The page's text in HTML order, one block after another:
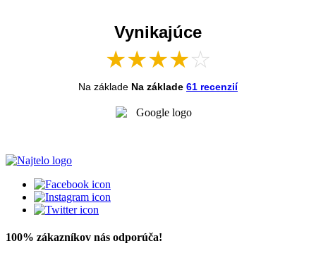
Vynikajúce
★★★★☆
Na základe Na základe 61 recenzií
100% zákazníkov nás odporúča!